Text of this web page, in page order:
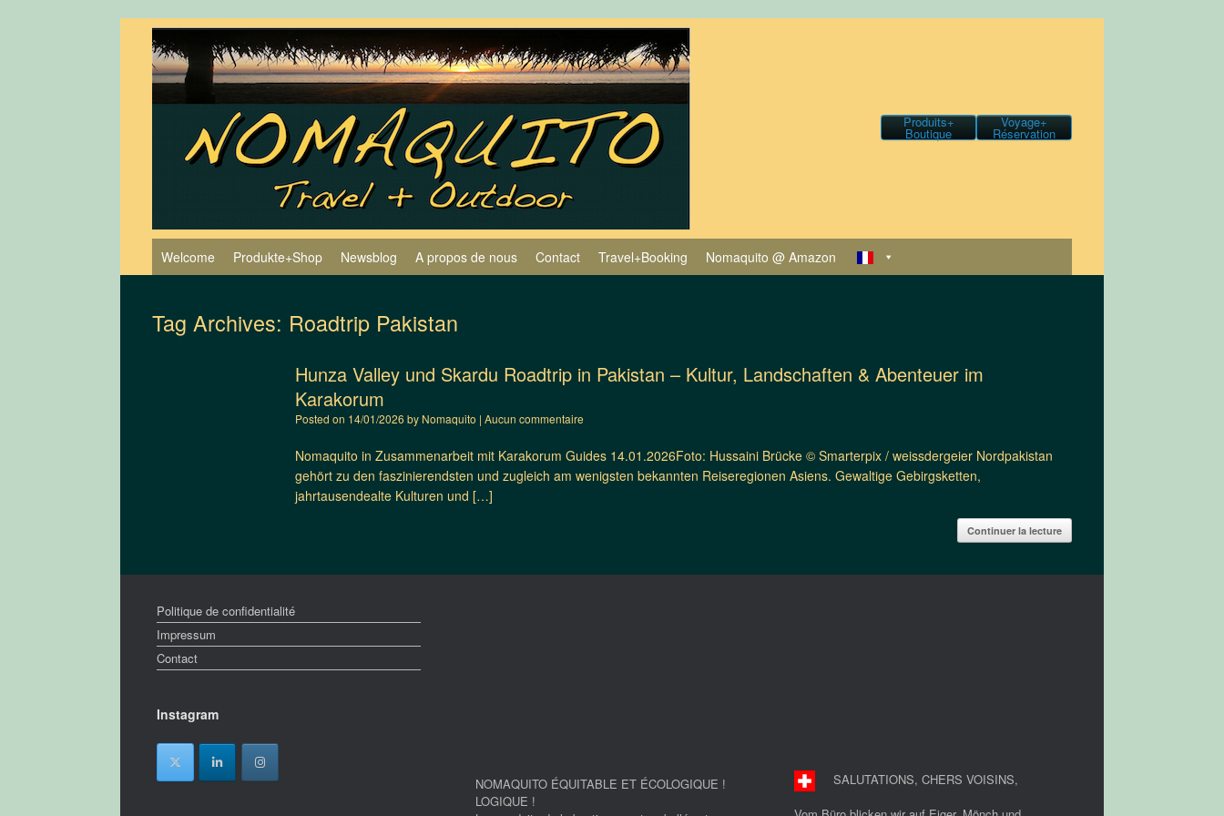
content
Produits+
Boutique
Voyage+
Réservation
Welcome Produkte+Shop Newsblog A propos de nous Contact Travel+Booking Nomaquito @ Amazon
Tag Archives: Roadtrip Pakistan
Hunza Valley und Skardu Roadtrip in Pakistan – Kultur, Landschaften & Abenteuer im
Karakorum
Posted on 14/01/2026 by Nomaquito |Aucun commentaire
Nomaquito in Zusammenarbeit mit Karakorum Guides 14.01.2026Foto: Hussaini Brücke © Smarterpix / weissdergeier Nordpakistan
gehört zu den faszinierendsten und zugleich am wenigsten bekannten Reiseregionen Asiens. Gewaltige Gebirgsketten,
jahrtausendealte Kulturen und […]
Continuer la lecture
Politique de confidentialité
Impressum
Contact
Instagram
NOMAQUITO ÉQUITABLE ET ÉCOLOGIQUE !
LOGIQUE !
SALUTATIONS, CHERS VOISINS,